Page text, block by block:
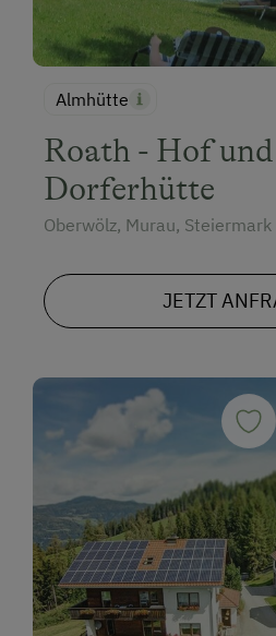
Almhütte
Roath - Hof und
Dorferhütte
Oberwölz, Murau, Steiermark
JETZT